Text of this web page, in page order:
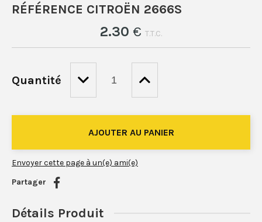
RÉFÉRENCE CITROËN 2666S
2.30 € T.T.C.
Quantité
Envoyer cette page à un(e) ami(e)
Partager
Détails Produit